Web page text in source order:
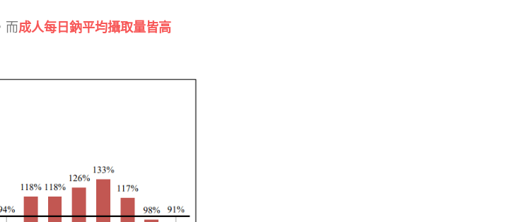
而成人每日鈉平均攝取量皆高